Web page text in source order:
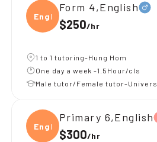
Engli
Form 4,English
$250/hr
1 to 1 tutoring-Hung Hom
One day a week -1.5Hour/cls
Male tutor/Female tutor-
Engli
Primary 6,English
$300/hr